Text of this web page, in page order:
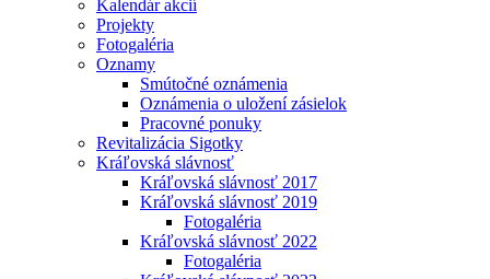
Kalendár akcií
Projekty
Fotogaléria
Oznamy
Smútočné oznámenia
Oznámenia o uložení zásielok
Pracovné ponuky
Revitalizácia Sigotky
Kráľovská slávnosť
Kráľovská slávnosť 2017
Kráľovská slávnosť 2019
Fotogaléria
Kráľovská slávnosť 2022
Fotogaléria